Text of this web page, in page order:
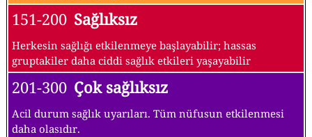
151-200 Sağlıksız
Herkesin sağlığı etkilenmeye başlayabilir; hassas
gruptakiler daha ciddi sağlık etkileri yaşayabilir
201-300 Çok sağlıksız
Acil durum sağlık uyarıları. Tüm nüfusun etkilenmesi
daha olasıdır.